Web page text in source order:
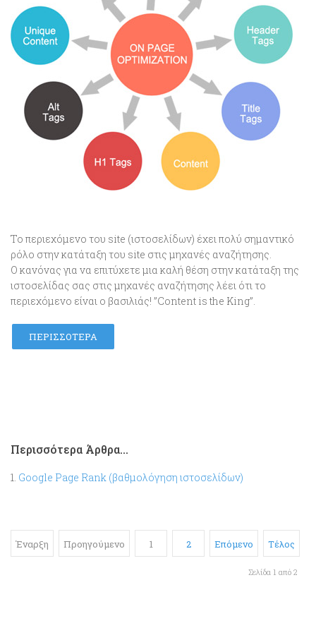
Το περιεχόμενο του site (ιστοσελίδων) έχει πολύ σημαντικό
ρόλο στην κατάταξη του site στις μηχανές αναζήτησης.
Ο κανόνας για να επιτύχετε μια καλή θέση στην κατάταξη της
ιστοσελίδας σας στις μηχανές αναζήτησης λέει ότι το
περιεχόμενο είναι ο βασιλιάς! ”Content is the King”.
ΠΕΡΙΣΣΌΤΕΡΑ
Περισσότερα Άρθρα...
Google Page Rank (βαθμολόγηση ιστοσελίδων)
Έναρξη Προηγούμενο 1 2 Επόμενο Τέλος
Σελίδα 1 από 2